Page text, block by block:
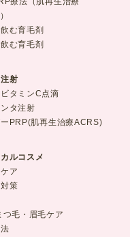
む育毛剤
む育毛剤
射
タミンC点滴
タ注射
PRP(肌再生治療ACRS)
ルコスメ
ア
策
つ毛・眉毛ケア